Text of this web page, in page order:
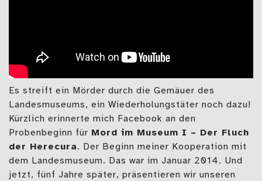
Es streift ein Mörder durch die Gemäuer des
Landesmuseums, ein Wiederholungstäter noch dazu!
Kürzlich erinnerte mich Facebook an den
Probenbeginn für Mord im Museum I – Der Fluch
der Herecura. Der Beginn meiner Kooperation mit
dem Landesmuseum. Das war im Januar 2014. Und
jetzt, fünf Jahre später, präsentieren wir unseren